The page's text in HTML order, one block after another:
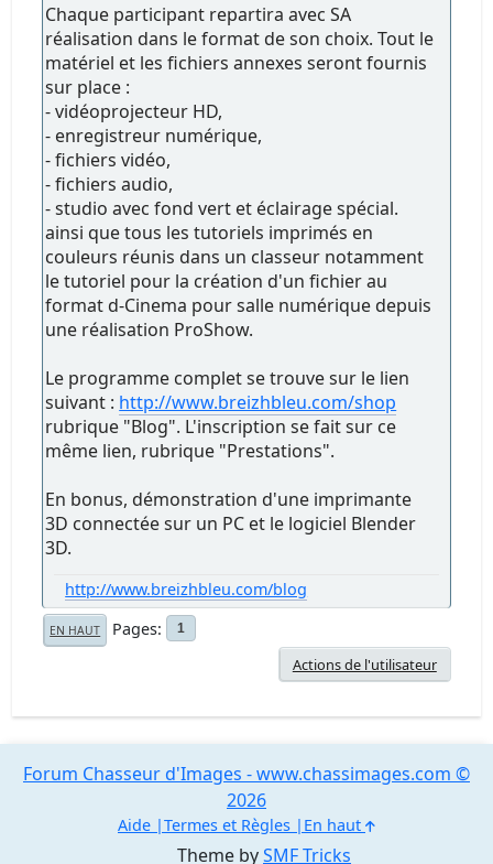
Chaque participant repartira avec SA
réalisation dans le format de son choix. Tout le
matériel et les fichiers annexes seront fournis
sur place :
- vidéoprojecteur HD,
- enregistreur numérique,
- fichiers vidéo,
- fichiers audio,
- studio avec fond vert et éclairage spécial.
ainsi que tous les tutoriels imprimés en
couleurs réunis dans un classeur notamment
le tutoriel pour la création d'un fichier au
format d-Cinema pour salle numérique depuis
une réalisation ProShow.
Le programme complet se trouve sur le lien
suivant : http://www.breizhbleu.com/shop
rubrique "Blog". L'inscription se fait sur ce
même lien, rubrique "Prestations".
En bonus, démonstration d'une imprimante
3D connectée sur un PC et le logiciel Blender
3D.
http://www.breizhbleu.com/blog
EN HAUT Pages 1
Actions de l'utilisateur
Theme bySMF Tricks
Forum Chasseur d'Images - www.chassimages.com ©
2026
Aide Termes et Règles En haut